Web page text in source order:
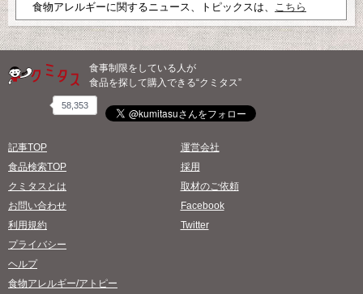
食物アレルギーに関するニュース、トピックスは、 こちら
食事制限をしている人が
食品を探して購入できる“クミタス”
58,353
記事TOP
食品検索TOP
クミタスとは
お問い合わせ
利用規約
プライバシー
ヘルプ
食物アレルギー/アトピー
運営会社
採用
取材のご依頼
Facebook
Twitter